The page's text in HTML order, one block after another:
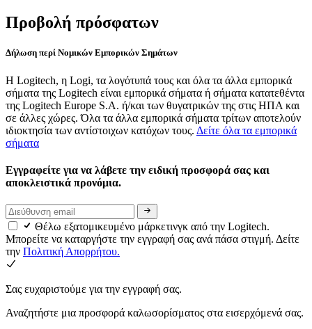
Προβολή πρόσφατων
Δήλωση περί Νομικών Εμπορικών Σημάτων
Η Logitech, η Logi, τα λογότυπά τους και όλα τα άλλα εμπορικά
σήματα της Logitech είναι εμπορικά σήματα ή σήματα κατατεθέντα
της Logitech Europe S.A. ή/και των θυγατρικών της στις ΗΠΑ και
σε άλλες χώρες. Όλα τα άλλα εμπορικά σήματα τρίτων αποτελούν
ιδιοκτησία των αντίστοιχων κατόχων τους. Δείτε όλα τα εμπορικά
σήματα
Εγγραφείτε για να λάβετε την ειδική προσφορά σας και
αποκλειστικά προνόμια.
Θέλω εξατομικευμένο μάρκετινγκ από την Logitech.
Μπορείτε να καταργήστε την εγγραφή σας ανά πάσα στιγμή. Δείτε
την Πολιτική Απορρήτου.
Σας ευχαριστούμε για την εγγραφή σας.
Αναζητήστε μια προσφορά καλωσορίσματος στα εισερχόμενά σας.